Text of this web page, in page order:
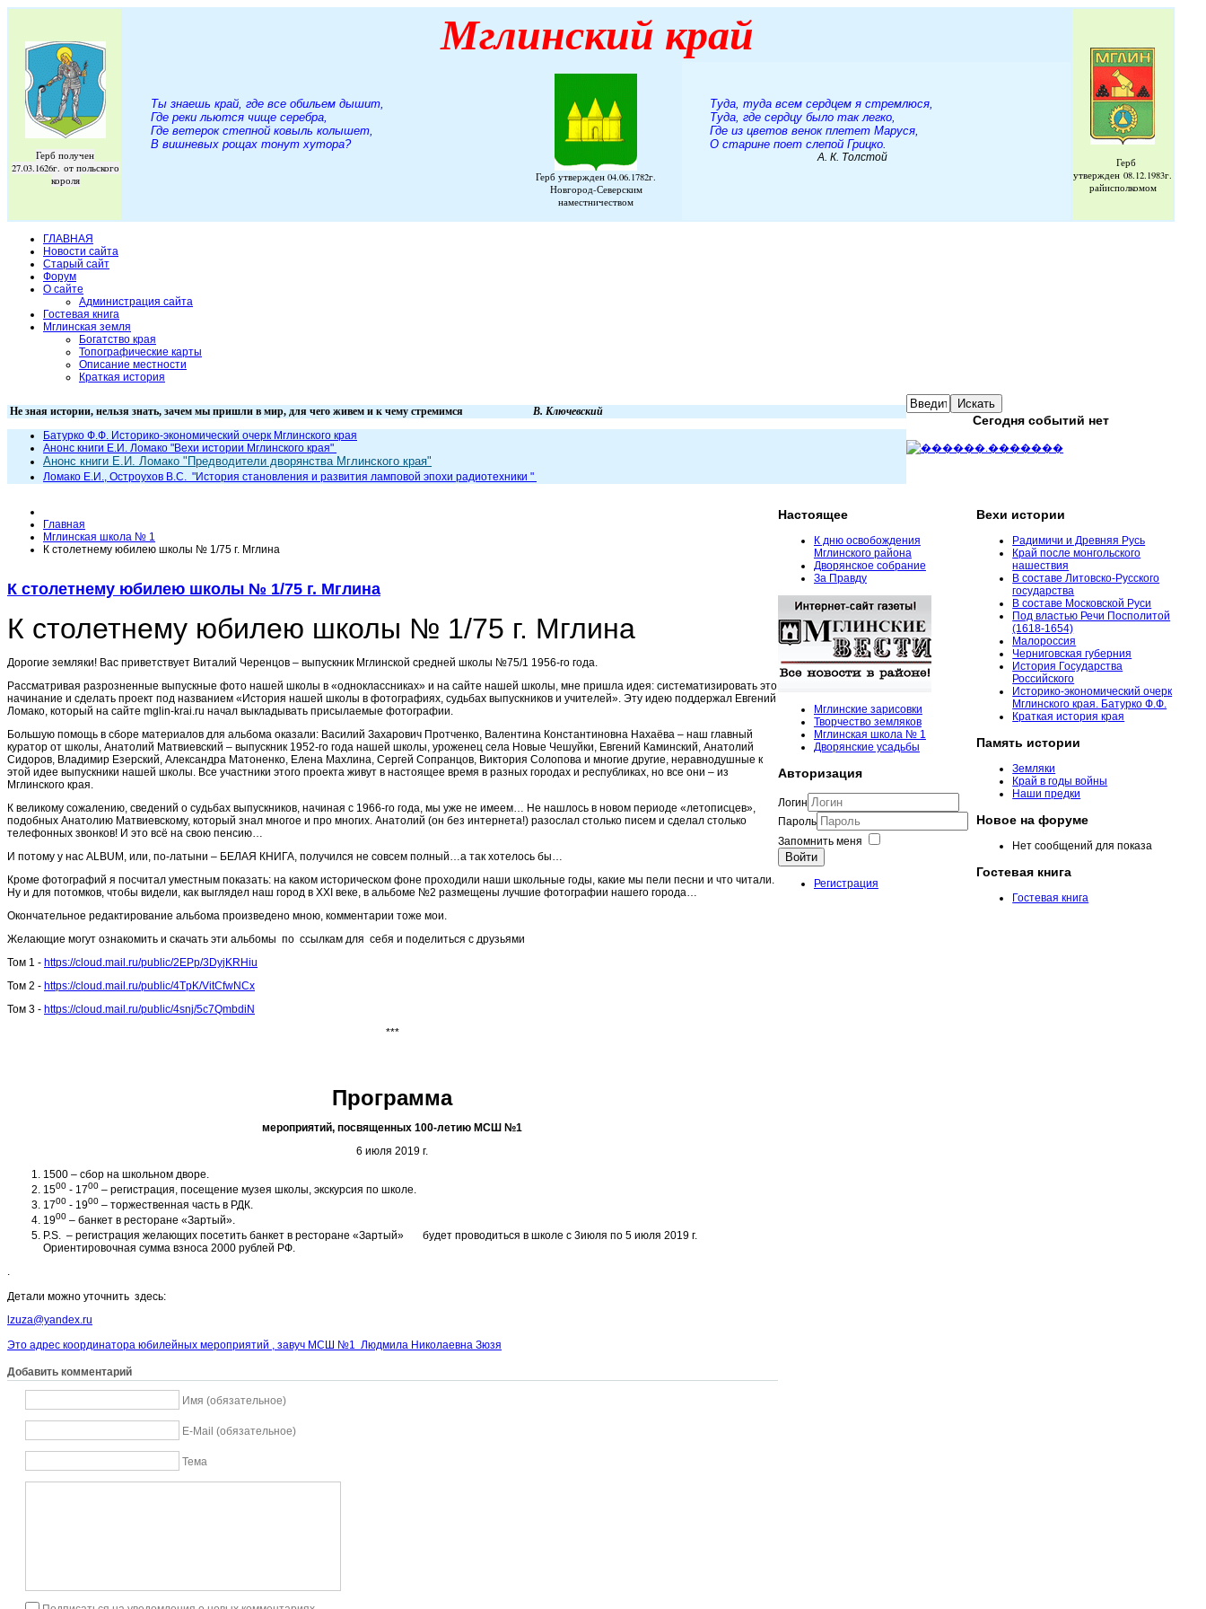
Герб получен
27.03.1626г. от польского
короля
Мглинский край
Герб
утвержден 08.12.1983г.
райисполкомом
Ты знаешь край, где все обильем дышит,
Где реки льются чище серебра,
Где ветерок степной ковыль колышет,
В вишневых рощах тонут хутора?
Герб утвержден 04.06.1782г.
Новгород-Северским
наместничеством
Туда, туда всем сердцем я стремлюся,
Туда, где сердцу было так легко,
Где из цветов венок плетет Маруся,
О старине поет слепой Грицко.
А. К. Толстой
ГЛАВНАЯ
Новости сайта
Старый сайт
Форум
О сайте
Администрация сайта
Гостевая книга
Мглинская земля
Богатство края
Топографические карты
Описание местности
Краткая история
Не зная истории, нельзя знать, зачем мы пришли в мир, для чего живем и к чему стремимся В. Ключевский
Батурко Ф.Ф. Историко-экономический очерк Мглинского края
Анонс книги Е.И. Ломако "Вехи истории Мглинского края"
Анонс книги Е.И. Ломако "Предводители дворянства Мглинского края"
Ломако Е.И., Остроухов В.С. "История становления и развития ламповой эпохи радиотехники "
Главная
Мглинская школа № 1
К столетнему юбилею школы № 1/75 г. Мглина
К столетнему юбилею школы № 1/75 г. Мглина
К столетнему юбилею школы № 1/75 г. Мглина
Дорогие земляки! Вас приветствует Виталий Черенцов – выпускник Мглинской средней школы №75/1 1956-го года.
Рассматривая разрозненные выпускные фото нашей школы в «одноклассниках» и на сайте нашей школы, мне пришла идея: систематизировать это
начинание и сделать проект под названием «История нашей школы в фотографиях, судьбах выпускников и учителей». Эту идею поддержал Евгений
Ломако, который на сайте mglin-krai.ru начал выкладывать присылаемые фотографии.
Большую помощь в сборе материалов для альбома оказали: Василий Захарович Протченко, Валентина Константиновна Нахаёва – наш главный
куратор от школы, Анатолий Матвиевский – выпускник 1952-го года нашей школы, уроженец села Новые Чешуйки, Евгений Каминский, Анатолий
Сидоров, Владимир Езерский, Александра Матоненко, Елена Махлина, Сергей Сопранцов, Виктория Солопова и многие другие, неравнодушные к
этой идее выпускники нашей школы. Все участники этого проекта живут в настоящее время в разных городах и республиках, но все они – из
Мглинского края.
К великому сожалению, сведений о судьбах выпускников, начиная с 1966-го года, мы уже не имеем… Не нашлось в новом периоде «летописцев»,
подобных Анатолию Матвиевскому, который знал многое и про многих. Анатолий (он без интернета!) разослал столько писем и сделал столько
телефонных звонков! И это всё на свою пенсию…
И потому у нас ALBUM, или, по-латыни – БЕЛАЯ КНИГА, получился не совсем полный…а так хотелось бы…
Кроме фотографий я посчитал уместным показать: на каком историческом фоне проходили наши школьные годы, какие мы пели песни и что читали.
Ну и для потомков, чтобы видели, как выглядел наш город в ХХI веке, в альбоме №2 размещены лучшие фотографии нашего города…
Окончательное редактирование альбома произведено мною, комментарии тоже мои.
Желающие могут ознакомить и скачать эти альбомы по ссылкам для себя и поделиться с друзьями
Том 1 - https://cloud.mail.ru/public/2EPp/3DyjKRHiu
Том 2 - https://cloud.mail.ru/public/4TpK/VitCfwNCx
Том 3 - https://cloud.mail.ru/public/4snj/5c7QmbdiN
***
Программа
мероприятий, посвященных 100-летию МСШ №1
6 июля 2019 г.
1500 – сбор на школьном дворе.
1500 - 1700 – регистрация, посещение музея школы, экскурсия по школе.
1700 - 1900 – торжественная часть в РДК.
1900 – банкет в ресторане «Зартый».
P.S. – регистрация желающих посетить банкет в ресторане «Зартый» будет проводиться в школе с 3июля по 5 июля 2019 г.
Ориентировочная сумма взноса 2000 рублей РФ.
.
Детали можно уточнить здесь:
lzuza@yandex.ru
Это адрес координатора юбилейных мероприятий , завуч МСШ №1 Людмила Николаевна Зюзя
Добавить комментарий
Имя (обязательное)
E-Mail (обязательное)
Тема
Настоящее
К дню освобождения
Мглинского района
Дворянское собрание
За Правду
Мглинские зарисовки
Творчество земляков
Мглинская школа № 1
Дворянские усадьбы
Авторизация
Логин
Пароль
Запомнить меня
Войти
Регистрация
Вехи истории
Радимичи и Древняя Русь
Край после монгольского
нашествия
В составе Литовско-Русского
государства
В составе Московской Руси
Под властью Речи Посполитой
(1618-1654)
Малороссия
Черниговская губерния
История Государства
Российского
Историко-экономический очерк
Мглинского края. Батурко Ф.Ф.
Краткая история края
Память истории
Земляки
Край в годы войны
Наши предки
Новое на форуме
Нет сообщений для показа
Гостевая книга
Гостевая книга
Сегодня событий нет